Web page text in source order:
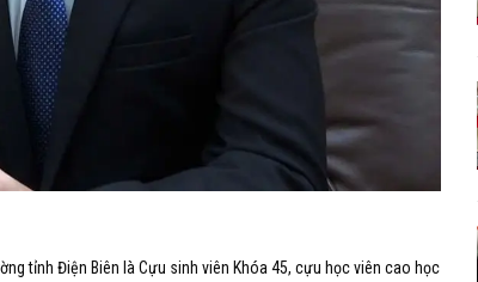
tỉnh Điện Biên là Cựu sinh viên Khóa 45, cựu học viên cao học